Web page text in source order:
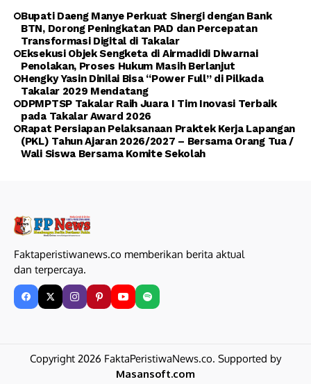
Bupati Daeng Manye Perkuat Sinergi dengan Bank
BTN, Dorong Peningkatan PAD dan Percepatan
Transformasi Digital di Takalar
Eksekusi Objek Sengketa di Airmadidi Diwarnai
Penolakan, Proses Hukum Masih Berlanjut
Hengky Yasin Dinilai Bisa “Power Full” di Pilkada
Takalar 2029 Mendatang
DPMPTSP Takalar Raih Juara I Tim Inovasi Terbaik
pada Takalar Award 2026
Rapat Persiapan Pelaksanaan Praktek Kerja Lapangan
(PKL) Tahun Ajaran 2026/2027 – Bersama Orang Tua /
Wali Siswa Bersama Komite Sekolah
Faktaperistiwanews.co memberikan berita aktual
dan terpercaya.
Copyright 2026 FaktaPeristiwaNews.co. Supported by
Masansoft.com